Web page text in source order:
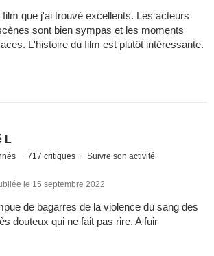
film que j'ai trouvé excellents. Les acteurs
sont bien sympas et les moments
L'histoire du film est plutôt intéressante.
L
717 critiques Suivre son activité
le 15 septembre 2022
de bagarres de la violence du sang des
douteux qui ne fait pas rire. A fuir